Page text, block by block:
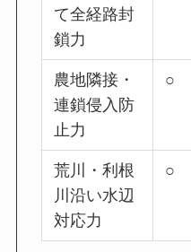
て全経路封
鎖力
農地隣接・
連鎖侵入防
止力
○
荒川・利根
川沿い水辺
対応力
○